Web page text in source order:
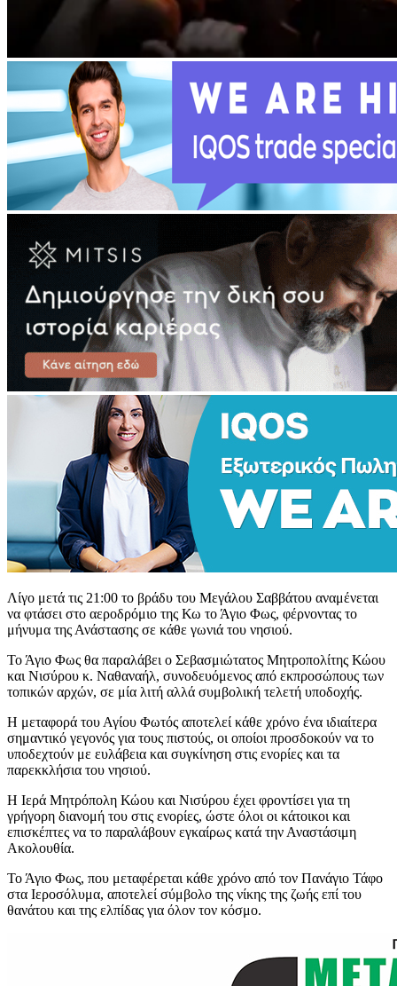
Λίγο μετά τις 21:00 το βράδυ του Μεγάλου Σαββάτου αναμένεται
να φτάσει στο αεροδρόμιο της Κω το Άγιο Φως, φέρνοντας το
μήνυμα της Ανάστασης σε κάθε γωνιά του νησιού.
Το Άγιο Φως θα παραλάβει ο Σεβασμιώτατος Μητροπολίτης Κώου
και Νισύρου κ. Ναθαναήλ, συνοδευόμενος από εκπροσώπους των
τοπικών αρχών, σε μία λιτή αλλά συμβολική τελετή υποδοχής.
Η μεταφορά του Αγίου Φωτός αποτελεί κάθε χρόνο ένα ιδιαίτερα
σημαντικό γεγονός για τους πιστούς, οι οποίοι προσδοκούν να το
υποδεχτούν με ευλάβεια και συγκίνηση στις ενορίες και τα
παρεκκλήσια του νησιού.
Η Ιερά Μητρόπολη Κώου και Νισύρου έχει φροντίσει για τη
γρήγορη διανομή του στις ενορίες, ώστε όλοι οι κάτοικοι και
επισκέπτες να το παραλάβουν εγκαίρως κατά την Αναστάσιμη
Ακολουθία.
Το Άγιο Φως, που μεταφέρεται κάθε χρόνο από τον Πανάγιο Τάφο
στα Ιεροσόλυμα, αποτελεί σύμβολο της νίκης της ζωής επί του
θανάτου και της ελπίδας για όλον τον κόσμο.